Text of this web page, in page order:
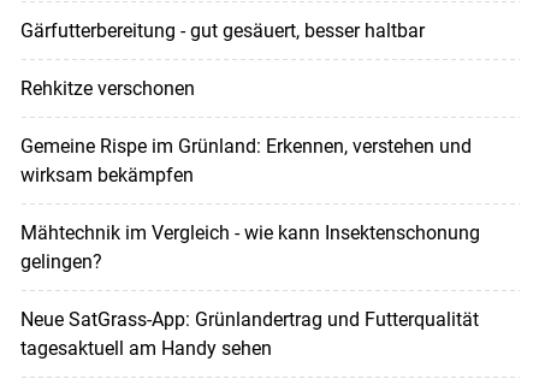
Gärfutterbereitung - gut gesäuert, besser haltbar
Rehkitze verschonen
Gemeine Rispe im Grünland: Erkennen, verstehen und
wirksam bekämpfen
Mähtechnik im Vergleich - wie kann Insektenschonung
gelingen?
Neue SatGrass-App: Grünlandertrag und Futterqualität
tagesaktuell am Handy sehen